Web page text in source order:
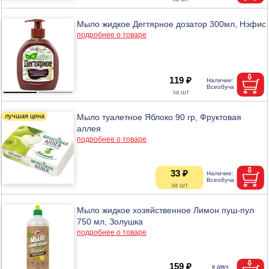
Мыло жидкое Дегтярное дозатор 300мл, Нэфис
подробнее о товаре
119 ₽
Мыло туалетное Яблоко 90 гр, Фруктовая
аллея
подробнее о товаре
33 ₽
Мыло жидкое хозяйственное Лимон пуш-пул
750 мл, Золушка
подробнее о товаре
159 ₽